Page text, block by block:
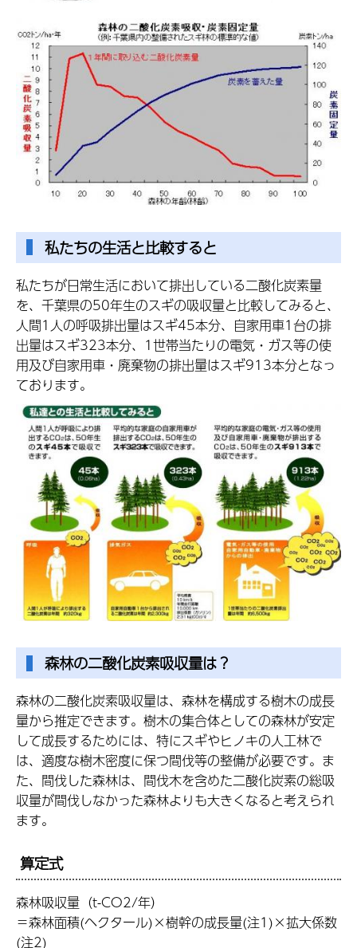
私たちの生活と比較すると
私たちが日常生活において排出している二酸化炭素量
を、千葉県の50年生のスギの吸収量と比較してみると、
人間1人の呼吸排出量はスギ45本分、自家用車1台の排
出量はスギ323本分、1世帯当たりの電気・ガス等の使
用及び自家用車・廃棄物の排出量はスギ913本分となっ
ております。
森林の二酸化炭素吸収量は？
森林の二酸化炭素吸収量は、森林を構成する樹木の成長
量から推定できます。樹木の集合体としての森林が安定
して成長するためには、特にスギやヒノキの人工林で
は、適度な樹木密度に保つ間伐等の整備が必要です。ま
た、間伐した森林は、間伐木を含めた二酸化炭素の総吸
収量が間伐しなかった森林よりも大きくなると考えられ
ます。
算定式
森林吸収量（t-CO2/年）
＝森林面積(ヘクタール)×樹幹の成長量(注1)×拡大係数
(注2)